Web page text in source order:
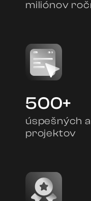
miliónov
500+
úspešných
projektov